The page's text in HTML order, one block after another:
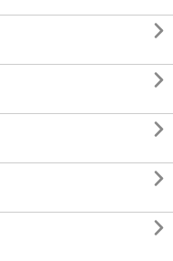




